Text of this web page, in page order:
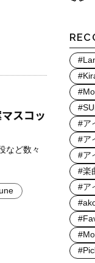
スコッ
など数々
#ア
#ア
#ア
#楽
#ア